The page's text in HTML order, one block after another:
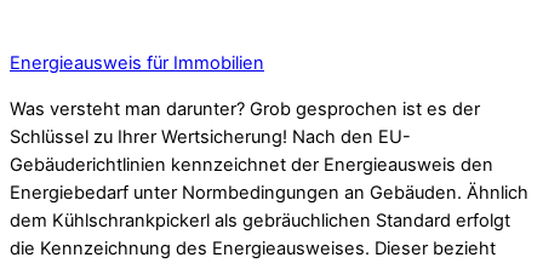
Energieausweis für Immobilien
Was versteht man darunter? Grob gesprochen ist es der
Schlüssel zu Ihrer Wertsicherung! Nach den EU-
Gebäuderichtlinien kennzeichnet der Energieausweis den
Energiebedarf unter Normbedingungen an Gebäuden. Ähnlich
dem Kühlschrankpickerl als gebräuchlichen Standard erfolgt
die Kennzeichnung des Energieausweises. Dieser bezieht